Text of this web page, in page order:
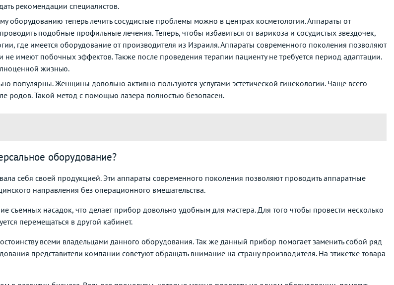
рекомендации специалистов.
оборудованию теперь лечить сосудистые проблемы можно в центрах косметологии. Аппараты от
подобные профильные лечения. Теперь, чтобы избавиться от варикоза и сосудистых звездочек,
где имеется оборудование от производителя из Израиля. Аппараты современного поколения позволяют
имеют побочных эффектов. Также после проведения терапии пациенту не требуется период адаптации.
жизнью.
популярны. Женщины довольно активно пользуются услугами эстетической гинекологии. Чаще всего
родов. Такой метод с помощью лазера полностью безопасен.
оборудование?
себя своей продукцией. Эти аппараты современного поколения позволяют проводить аппаратные
направления без операционного вмешательства.
съемных насадок, что делает прибор довольно удобным для мастера. Для того чтобы провести несколько
перемещаться в другой кабинет.
всеми владельцами данного оборудования. Так же данный прибор помогает заменить собой ряд
представители компании советуют обращать внимание на страну производителя. На этикетке товара